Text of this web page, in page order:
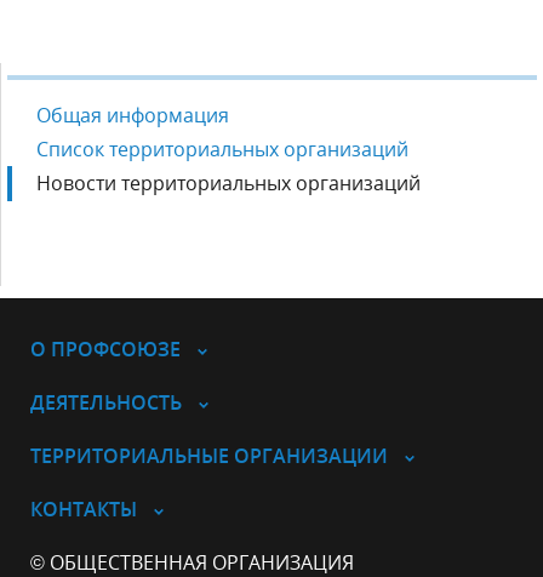
Общая информация
Список территориальных организаций
Новости территориальных организаций
О ПРОФСОЮЗЕ
ДЕЯТЕЛЬНОСТЬ
ТЕРРИТОРИАЛЬНЫЕ ОРГАНИЗАЦИИ
КОНТАКТЫ
© ОБЩЕСТВЕННАЯ ОРГАНИЗАЦИЯ